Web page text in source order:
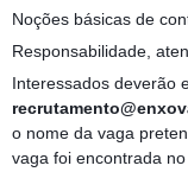
Noções básicas de
Responsabilidade,
Interessados deverão
o nome da vaga
vaga foi encontrada